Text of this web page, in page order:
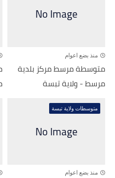
منذ بضع اعوام
متوسطة مرسط مركز بلدية
مرسط - ولاية تبسة
متوسطات ولاية تبسة
منذ بضع اعوام